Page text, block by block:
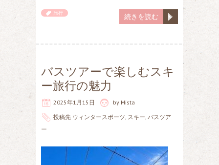
続きを読む
旅行
バスツアーで楽しむスキ
ー旅行の魅力
2025年1月15日 by Mista
投稿先 ウィンタースポーツ, スキー, バスツア
ー